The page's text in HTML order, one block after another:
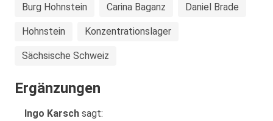
Burg Hohnstein Carina Baganz Daniel Brade
Hohnstein Konzentrationslager
Sächsische Schweiz
Ergänzungen
Ingo Karsch sagt: